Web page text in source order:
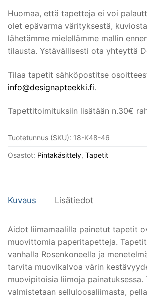
Huomaa, että tapetteja ei voi
olet epävarma värityksestä,
lähetämme mielellämme mallin
tilausta. Ystävällisesti ota yhteyttä
Tilaa tapetit sähköpostitse
info@designapteekki.fi.
Tapettitoimituksiin lisätään n.30€
Tuotetunnus (SKU): 18-K48-46
Osastot: Pintakäsittely, Tapetit
Kuvaus Lisätiedot
Aidot liimamaalilla painetut tapetit
muovittomia paperitapetteja.
vanhalla Rosenkoneella ja
tarvita muovikalvoa värin
muovipitoisia liimoja painatuksessa.
valmistetaan selluloosaliimasta,